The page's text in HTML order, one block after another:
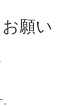
願い